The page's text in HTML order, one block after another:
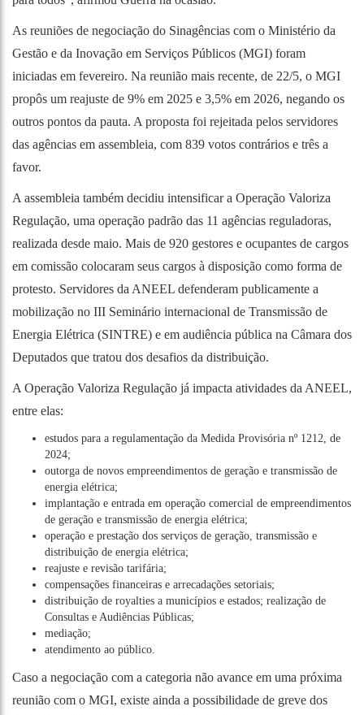
As reuniões de negociação do Sinagências com o Ministério da
Gestão e da Inovação em Serviços Públicos (MGI) foram
iniciadas em fevereiro. Na reunião mais recente, de 22/5, o MGI
propôs um reajuste de 9% em 2025 e 3,5% em 2026, negando os
outros pontos da pauta. A proposta foi rejeitada pelos servidores
das agências em assembleia, com 839 votos contrários e três a
favor.
A assembleia também decidiu intensificar a Operação Valoriza
Regulação, uma operação padrão das 11 agências reguladoras,
realizada desde maio. Mais de 920 gestores e ocupantes de cargos
em comissão colocaram seus cargos à disposição como forma de
protesto. Servidores da ANEEL defenderam publicamente a
mobilização no III Seminário internacional de Transmissão de
Energia Elétrica (SINTRE) e em audiência pública na Câmara dos
Deputados que tratou dos desafios da distribuição.
A Operação Valoriza Regulação já impacta atividades da ANEEL,
entre elas:
estudos para a regulamentação da Medida Provisória nº 1212, de
2024;
outorga de novos empreendimentos de geração e transmissão de
energia elétrica;
implantação e entrada em operação comercial de empreendimentos
de geração e transmissão de energia elétrica;
operação e prestação dos serviços de geração, transmissão e
distribuição de energia elétrica;
reajuste e revisão tarifária;
compensações financeiras e arrecadações setoriais;
distribuição de royalties a municípios e estados; realização de
Consultas e Audiências Públicas;
mediação;
atendimento ao público.
Caso a negociação com a categoria não avance em uma próxima
reunião com o MGI, existe ainda a possibilidade de greve dos